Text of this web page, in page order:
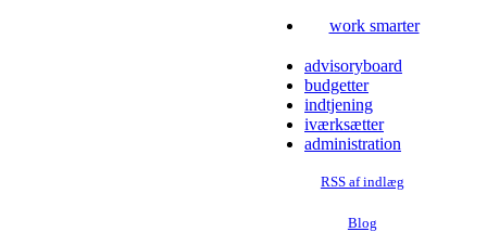
work smarter
advisoryboard
budgetter
indtjening
iværksætter
administration
RSS af indlæg
Blog